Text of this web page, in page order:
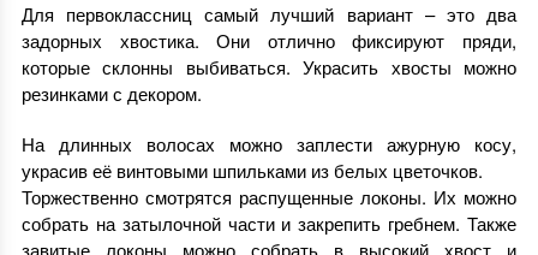
Для первоклассниц самый лучший вариант – это два
задорных хвостика. Они отлично фиксируют пряди,
которые склонны выбиваться. Украсить хвосты можно
резинками с декором.
На длинных волосах можно заплести ажурную косу,
украсив её винтовыми шпильками из белых цветочков.
Торжественно смотрятся распущенные локоны. Их можно
собрать на затылочной части и закрепить гребнем. Также
завитые локоны можно собрать в высокий хвост и